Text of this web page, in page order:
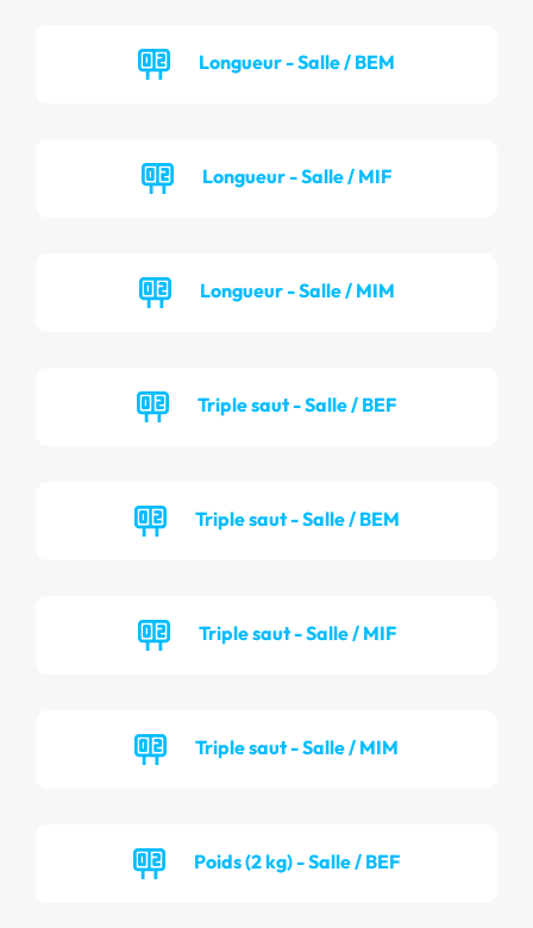
Longueur - Salle / BEM
Longueur - Salle / MIF
Longueur - Salle / MIM
Triple saut - Salle / BEF
Triple saut - Salle / BEM
Triple saut - Salle / MIF
Triple saut - Salle / MIM
Poids (2 kg) - Salle / BEF